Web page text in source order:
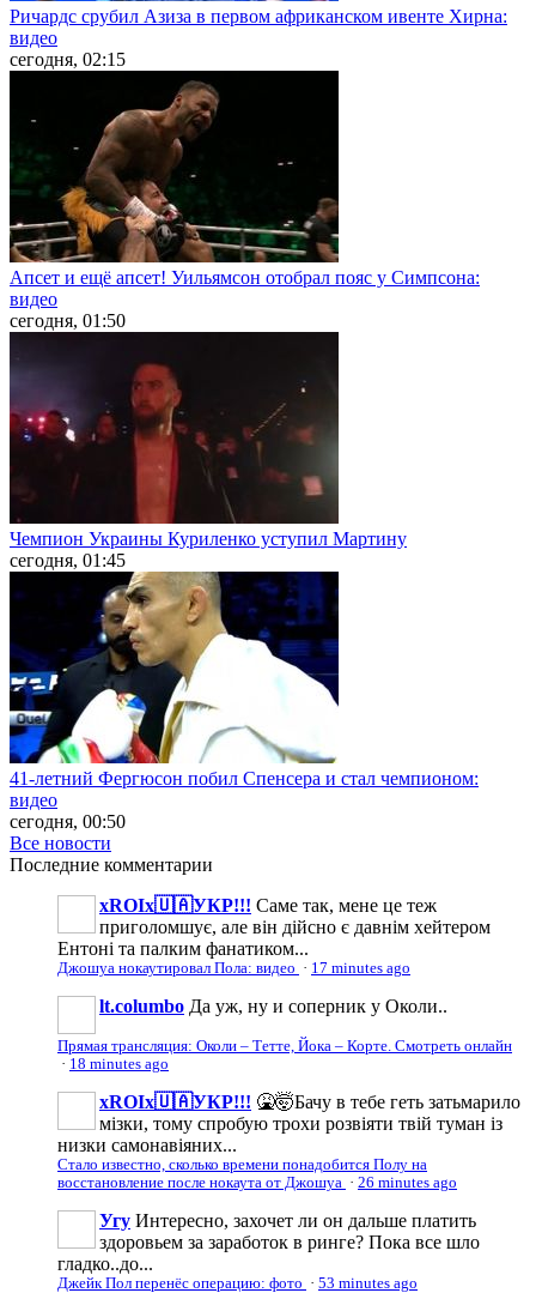
Ричардс срубил Азиза в первом африканском ивенте Хирна:
видео
сегодня, 02:15
Апсет и ещё апсет! Уильямсон отобрал пояс у Симпсона:
видео
сегодня, 01:50
Чемпион Украины Куриленко уступил Мартину
сегодня, 01:45
41-летний Фергюсон побил Спенсера и стал чемпионом:
видео
сегодня, 00:50
Все новости
Последние комментарии
xROIx🇺🇦УКР!!! Саме так, мене це теж
приголомшує, але він дійсно є давнім хейтером
Ентоні та палким фанатиком...
Джошуа нокаутировал Пола: видео · 17 minutes ago
lt.columbo Да уж, ну и соперник у Околи..
Прямая трансляция: Околи – Тетте, Йока – Корте. Смотреть онлайн
· 18 minutes ago
xROIx🇺🇦УКР!!! 🤮🤯Бачу в тебе геть затьмарило
мізки, тому спробую трохи розвіяти твій туман із
низки самонавіяних...
Стало известно, сколько времени понадобится Полу на
восстановление после нокаута от Джошуа · 26 minutes ago
Угу Интересно, захочет ли он дальше платить
здоровьем за заработок в ринге? Пока все шло
гладко..до...
Джейк Пол перенёс операцию: фото · 53 minutes ago